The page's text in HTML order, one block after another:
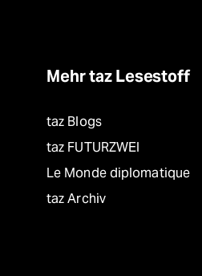
Mehr taz Lesestoff
taz Blogs
taz FUTURZWEI
Le Monde diplomatique
taz Archiv